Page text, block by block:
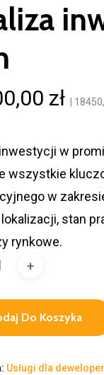
zł
w
wszystkie
w
lokalizacji, stan
rynkowe.
Do Koszyka
Usługi dla